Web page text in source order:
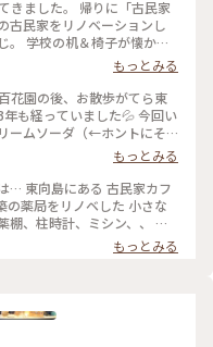
りに「古民家
古民家をリノベーションし
。 学校の机＆椅子が懐かし
卵の下にチーズが入ってい
ツをいただきたいな〜 #曳
ツリー
もっとみる
花園の後、お散歩がてら東
も経っていました💦 今回い
ームソーダ（←ホントにそ
来ると頼みたくなるクリー
いた😂） そしてお初の焼き
トロ感溢れ、ダウンライト
をもらったので、 また訪問
民家カフェ #レトロ #もと
#私のことりっぷ旅 #レ
もっとみる
… 東向島にある 古民家カフ
の薬局をリノベした 小さな
棚、柱時計、ミシン、、 古
ど… なんともノスタルジック
茶、 ショコラと珈琲のタル
民家カフェ#東京カフェ#ゆ
もっとみる